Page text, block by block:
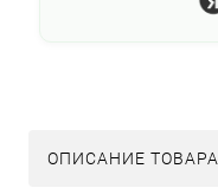
ОПИСАНИЕ ТОВАРА